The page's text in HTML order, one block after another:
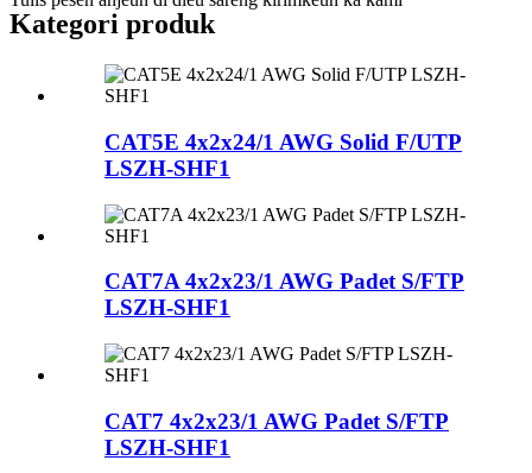
Kategori produk
CAT5E 4x2x24/1 AWG Solid F/UTP
LSZH-SHF1
CAT7A 4x2x23/1 AWG Padet S/FTP
LSZH-SHF1
CAT7 4x2x23/1 AWG Padet S/FTP
LSZH-SHF1